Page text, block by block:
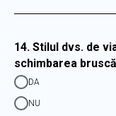
14. Stilul dvs. de
schimbarea
DA
NU